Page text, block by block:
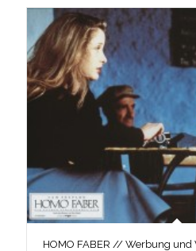
HOMO FABER // Werbung